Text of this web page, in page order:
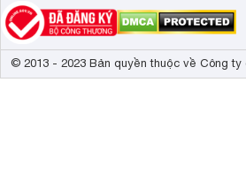
© 2013 - 2023 Bản quyền thuộc về Công ty